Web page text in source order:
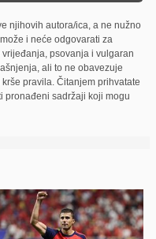
njihovih autora/ica, a ne nužno
i neće odgovarati za
psovanja i vulgaran
ali to ne obavezuje
pravila. Čitanjem prihvatate
pronađeni sadržaji koji mogu